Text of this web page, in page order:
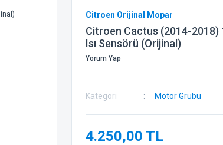
Citroen Orijinal Mopar
Citroen Cactus (2014-2018)
Isı Sensörü (Orijinal)
Yorum Yap
Kategori Motor Grubu
4.250,00 TL